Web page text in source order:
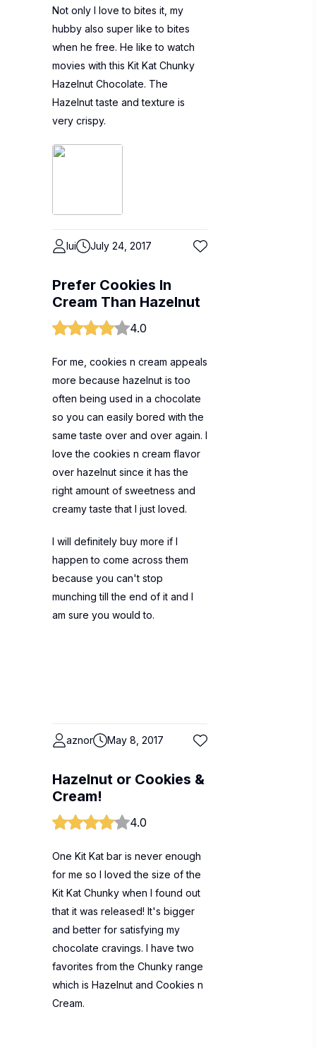
Not only I love to bites it, my
hubby also super like to bites
when he free. He like to watch
movies with this Kit Kat Chunky
Hazelnut Chocolate. The
Hazelnut taste and texture is
very crispy.
lui July 24, 2017
Prefer Cookies In
Cream Than Hazelnut
4.0
For me, cookies n cream appeals
more because hazelnut is too
often being used in a chocolate
so you can easily bored with the
same taste over and over again. I
love the cookies n cream flavor
over hazelnut since it has the
right amount of sweetness and
creamy taste that I just loved.
I will definitely buy more if I
happen to come across them
because you can't stop
munching till the end of it and I
am sure you would to.
aznor May 8, 2017
Hazelnut or Cookies &
Cream!
4.0
One Kit Kat bar is never enough
for me so I loved the size of the
Kit Kat Chunky when I found out
that it was released! It's bigger
and better for satisfying my
chocolate cravings. I have two
favorites from the Chunky range
which is Hazelnut and Cookies n
Cream.